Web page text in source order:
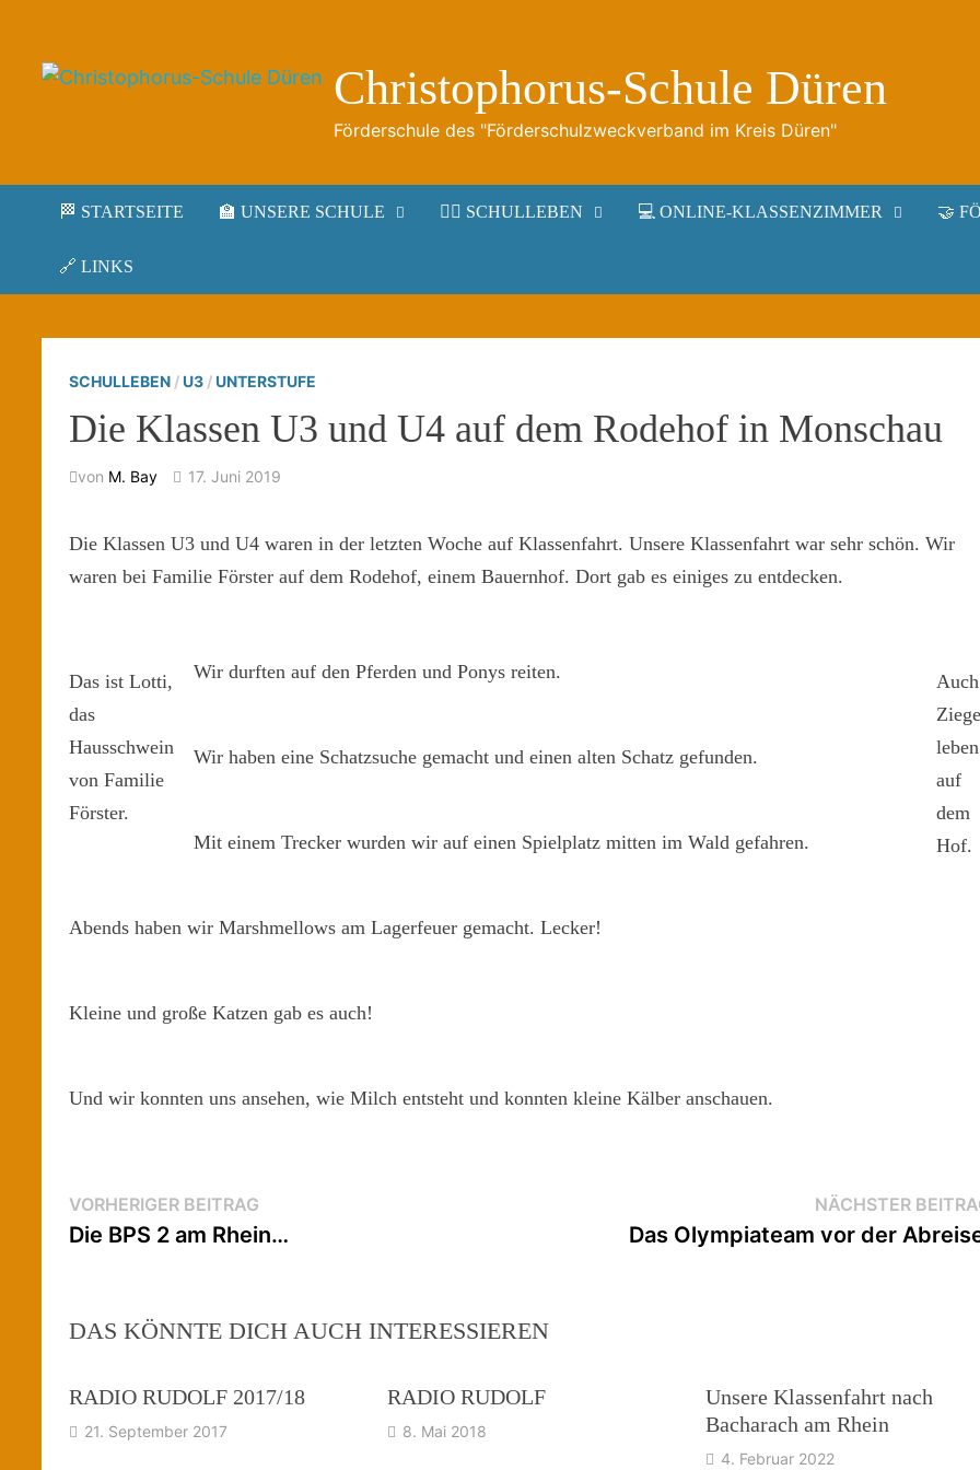
springen
Christophorus-Schule Düren
Förderschule des "Förderschulzweckverband im Kreis Düren"
🏁 STARTSEITE 🏫 UNSERE SCHULE 🤹‍♀️ SCHULLEBEN 💻 ONLINE-KLASSENZIMMER 🤝
🔗 LINKS
SCHULLEBEN /U3 /UNTERSTUFE
Die Klassen U3 und U4 auf dem Rodehof in Monschau
von M. Bay 17. Juni 2019
Die Klassen U3 und U4 waren in der letzten Woche auf Klassenfahrt. Unsere Klassenfahrt war sehr schön. Wir
waren bei Familie Förster auf dem Rodehof, einem Bauernhof. Dort gab es einiges zu entdecken.
Das ist Lotti,
das
Hausschwein
von Familie
Förster.
Auch
leben
auf
dem
Hof.
Wir durften auf den Pferden und Ponys reiten.
Wir haben eine Schatzsuche gemacht und einen alten Schatz gefunden.
Mit einem Trecker wurden wir auf einen Spielplatz mitten im Wald gefahren.
Abends haben wir Marshmellows am Lagerfeuer gemacht. Lecker!
Kleine und große Katzen gab es auch!
Und wir konnten uns ansehen, wie Milch entsteht und konnten kleine Kälber anschauen.
Beitragsnavigation
VORHERIGER BEITRAG
Beitrag:
Die BPS 2 am Rhein…
NÄCHSTER
Das Olympiateam vor der
DAS KÖNNTE DICH AUCH INTERESSIEREN
RADIO RUDOLF 2017/18
21. September 2017
RADIO RUDOLF
8. Mai 2018
Unsere Klassenfahrt nach
Bacharach am Rhein
4. Februar 2022